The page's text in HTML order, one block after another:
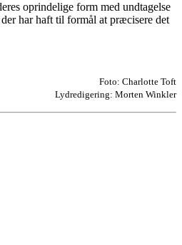
oprindelige form med undtagelse
har haft til formål at præcisere det
Foto: Charlotte Toft
Lydredigering: Morten Winkler